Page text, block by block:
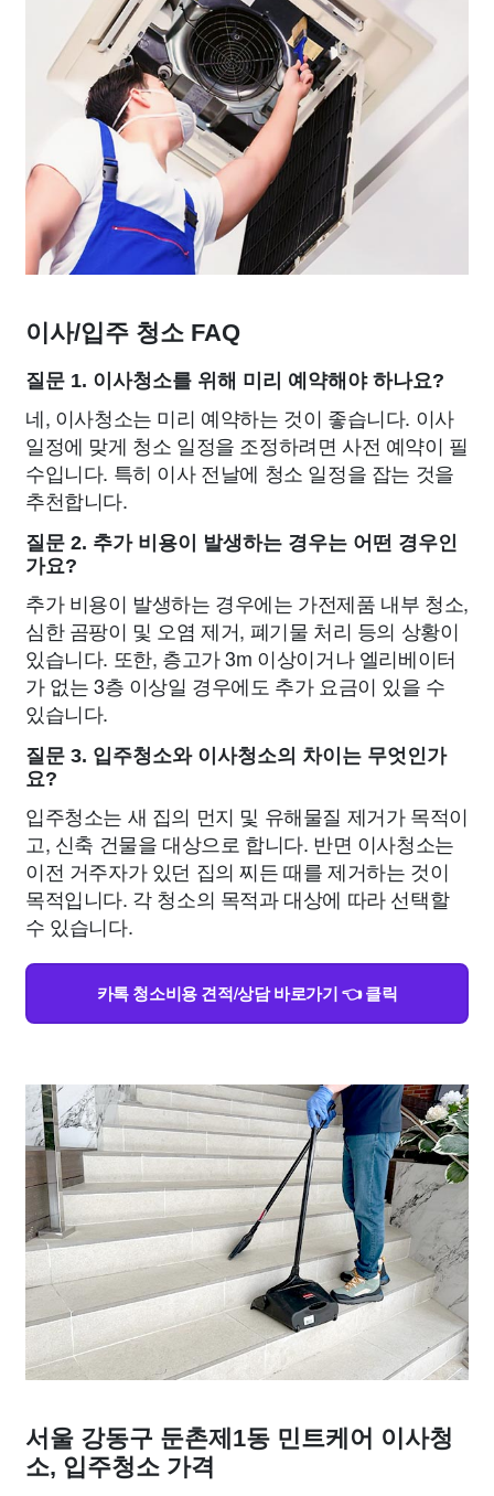
이사/입주 청소 FAQ
질문 1. 이사청소를 위해 미리 예약해야 하나요?
네, 이사청소는 미리 예약하는 것이 좋습니다. 이사
일정에 맞게 청소 일정을 조정하려면 사전 예약이 필
수입니다. 특히 이사 전날에 청소 일정을 잡는 것을
추천합니다.
질문 2. 추가 비용이 발생하는 경우는 어떤 경우인
가요?
추가 비용이 발생하는 경우에는 가전제품 내부 청소,
심한 곰팡이 및 오염 제거, 폐기물 처리 등의 상황이
있습니다. 또한, 층고가 3m 이상이거나 엘리베이터
가 없는 3층 이상일 경우에도 추가 요금이 있을 수
있습니다.
질문 3. 입주청소와 이사청소의 차이는 무엇인가
요?
입주청소는 새 집의 먼지 및 유해물질 제거가 목적이
고, 신축 건물을 대상으로 합니다. 반면 이사청소는
이전 거주자가 있던 집의 찌든 때를 제거하는 것이
목적입니다. 각 청소의 목적과 대상에 따라 선택할
수 있습니다.
카톡 청소비용 견적/상담 바로가기 👈 클릭
서울 강동구 둔촌제1동 민트케어 이사청
소, 입주청소 가격